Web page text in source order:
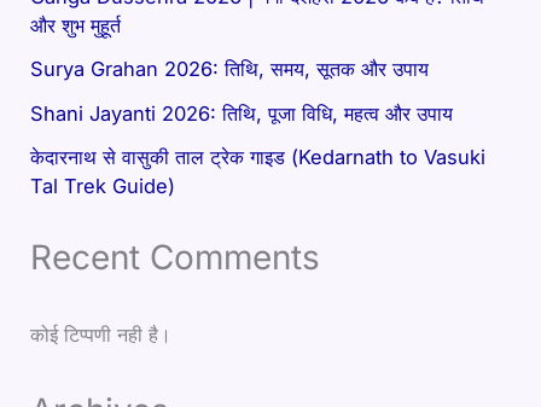
और शुभ मुहूर्त
Surya Grahan 2026: तिथि, समय, सूतक और उपाय
Shani Jayanti 2026: तिथि, पूजा विधि, महत्व और उपाय
केदारनाथ से वासुकी ताल ट्रेक गाइड (Kedarnath to Vasuki
Tal Trek Guide)
Recent Comments
कोई टिप्पणी नही है।